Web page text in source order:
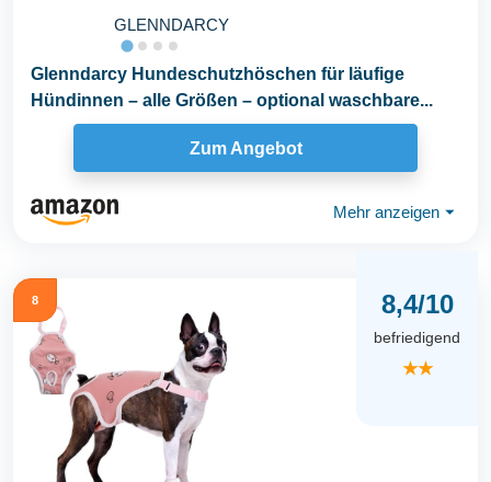
GLENNDARCY
Glenndarcy Hundeschutzhöschen für läufige
Hündinnen – alle Größen – optional waschbare...
Zum Angebot
Mehr anzeigen ⏷
8 8,4/10
befriedigend
★★